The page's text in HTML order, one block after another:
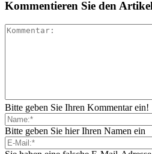
Kommentieren Sie den
Bitte geben Sie Ihren Kommentar ein!
Bitte geben Sie hier Ihren Namen ein